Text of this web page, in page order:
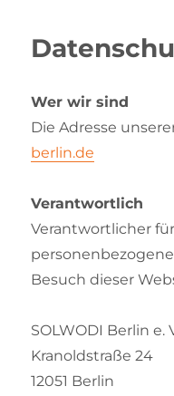
Wer wir sind
Die Adresse
berlin.de
Verantwortlich
Verantwortlicher
Besuch dieser
SOLWODI Berlin e.
Kranoldstraße 24
12051 Berlin